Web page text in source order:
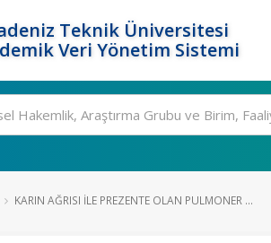
Teknik Üniversitesi
Veri Yönetim Sistemi
KARIN AĞRISI ILE PREZENTE OLAN PULMONER ...